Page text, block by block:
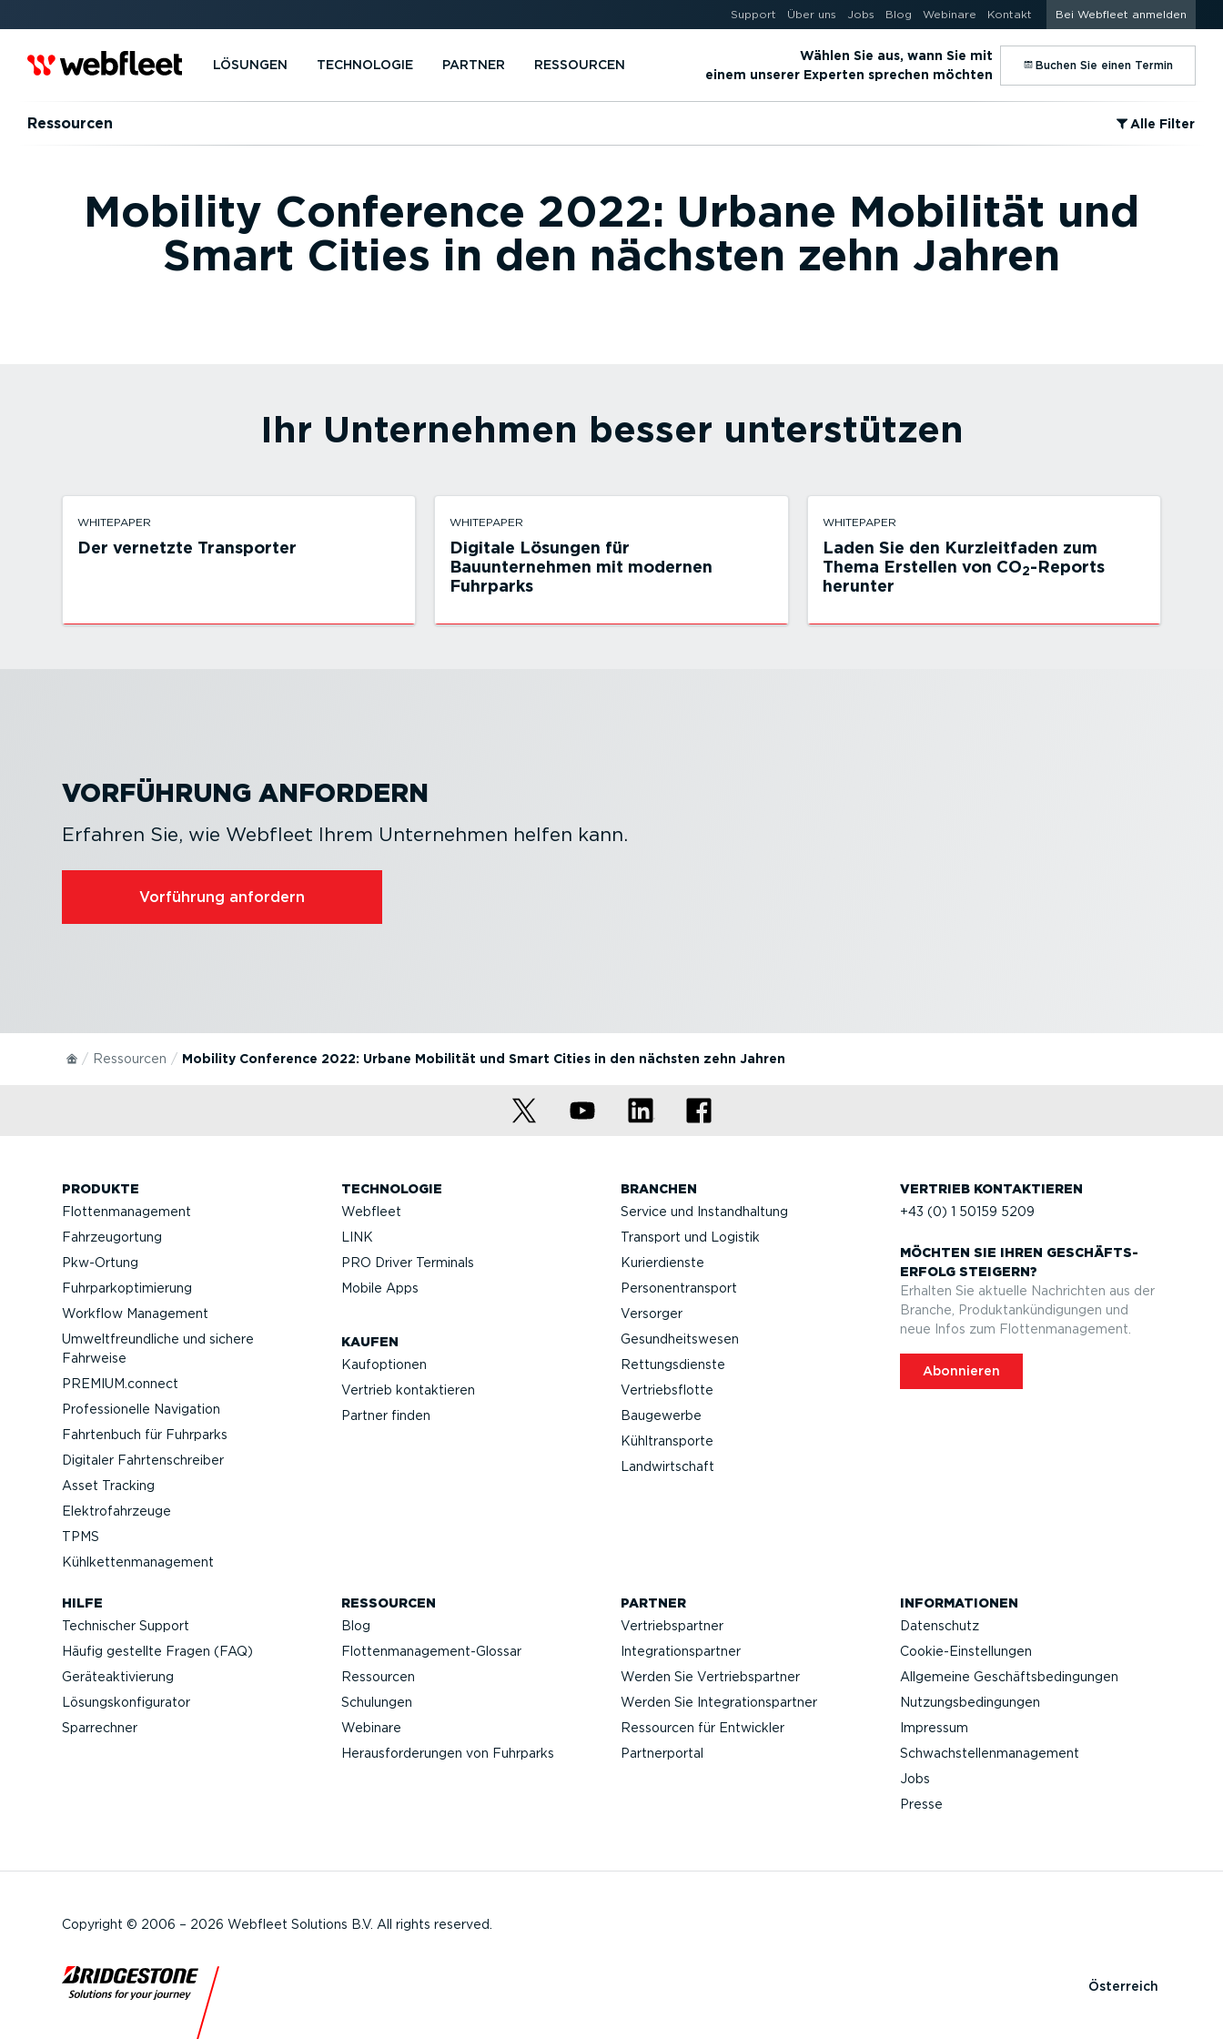
Support Über uns Jobs Blog Webinare Kontakt Bei Webfleet anmelden
LÖSUNGEN TECHNOLOGIE PARTNER RESSOURCEN
Wählen Sie aus, wann Sie mit
einem unserer Experten sprechen möchten
⁠Buchen Sie einen Termin
Ressourcen ⁠Alle Filter
Mobility Conference 2022: Urbane Mobilität und
Smart Cities in den nächsten zehn Jahren
Ihr Unternehmen besser unter­stützen
WHITEPAPER
Der vernetzte Transporter
WHITEPAPER
Digitale Lösungen für
Bauunternehmen mit modernen
Fuhrparks
WHITEPAPER
Laden Sie den Kurzleit­faden zum
Thema Erstellen von CO2-Reports
herunter
VORFÜHRUNG ANFORDERN
Erfahren Sie, wie Webfleet Ihrem Unternehmen helfen kann.
Vorführung anfordern
Ressourcen Mobility Conference 2022: Urbane Mobilität und Smart Cities in den nächsten zehn Jahren
PRODUKTE
Flotten­ma­nagement
Fahrzeu­g­ortung
Pkw-Ortung
Fuhrpar­k­op­ti­mierung
Workflow Management
Umwelt­freund­liche und sichere
Fahrweise
PREMIUM.connect
Profes­sio­nelle Navigation
Fahrtenbuch für Fuhrparks
Digitaler Fahrten­schreiber
Asset Tracking
Elektro­fahr­zeuge
TPMS
Kühlket­ten­ma­nagement
TECHNOLOGIE
Webfleet
LINK
PRO Driver Terminals
Mobile Apps
KAUFEN
Kaufop­tionen
Vertrieb kontak­tieren
Partner finden
BRANCHEN
Service und Instand­haltung
Transport und Logistik
Kurier­dienste
Perso­nen­transport
Versorger
Gesund­heits­wesen
Rettungs­dienste
Vertriebs­flotte
Baugewerbe
Kühltrans­porte
Landwirt­schaft
VERTRIEB KONTAK­TIEREN
+43 (0) 1 50159 5209
MÖCHTEN SIE IHREN GESCHÄFTS­
ERFOLG STEIGERN?
Erhalten Sie aktuelle Nachrichten aus der
Branche, Produktan­kün­di­gungen und
neue Infos zum Flotten­ma­nagement.
Abonnieren
HILFE
Technischer Support
Häufig gestellte Fragen (FAQ)
Geräteak­ti­vierung
Lösungs­kon­fi­gu­rator
Sparrechner
RESSOURCEN
Blog
Flotten­management-Glossar
Ressourcen
Schulungen
Webinare
Heraus­for­de­rungen von Fuhrparks
PARTNER
Vertriebs­partner
Integra­ti­ons­partner
Werden Sie Vertriebs­partner
Werden Sie Integra­ti­ons­partner
Ressourcen für Entwickler
Partner­portal
INFOR­MA­TIONEN
Datenschutz
Cookie-Ein­stel­lungen
Allgemeine Geschäfts­be­din­gungen
Nutzungs­be­din­gungen
Impressum
Schwach­stel­len­ma­nagement
Jobs
Presse
Copyright © 2006 – 2026 Webfleet Solutions B.V. All rights reserved.
Österreich